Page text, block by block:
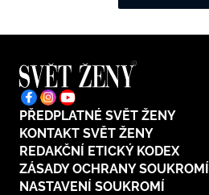
PŘEDPLATNÉ SVĚT ŽENY
KONTAKT SVĚT ŽENY
REDAKČNÍ ETICKÝ KODEX
ZÁSADY OCHRANY SOUKROMÍ
NASTAVENÍ SOUKROMÍ